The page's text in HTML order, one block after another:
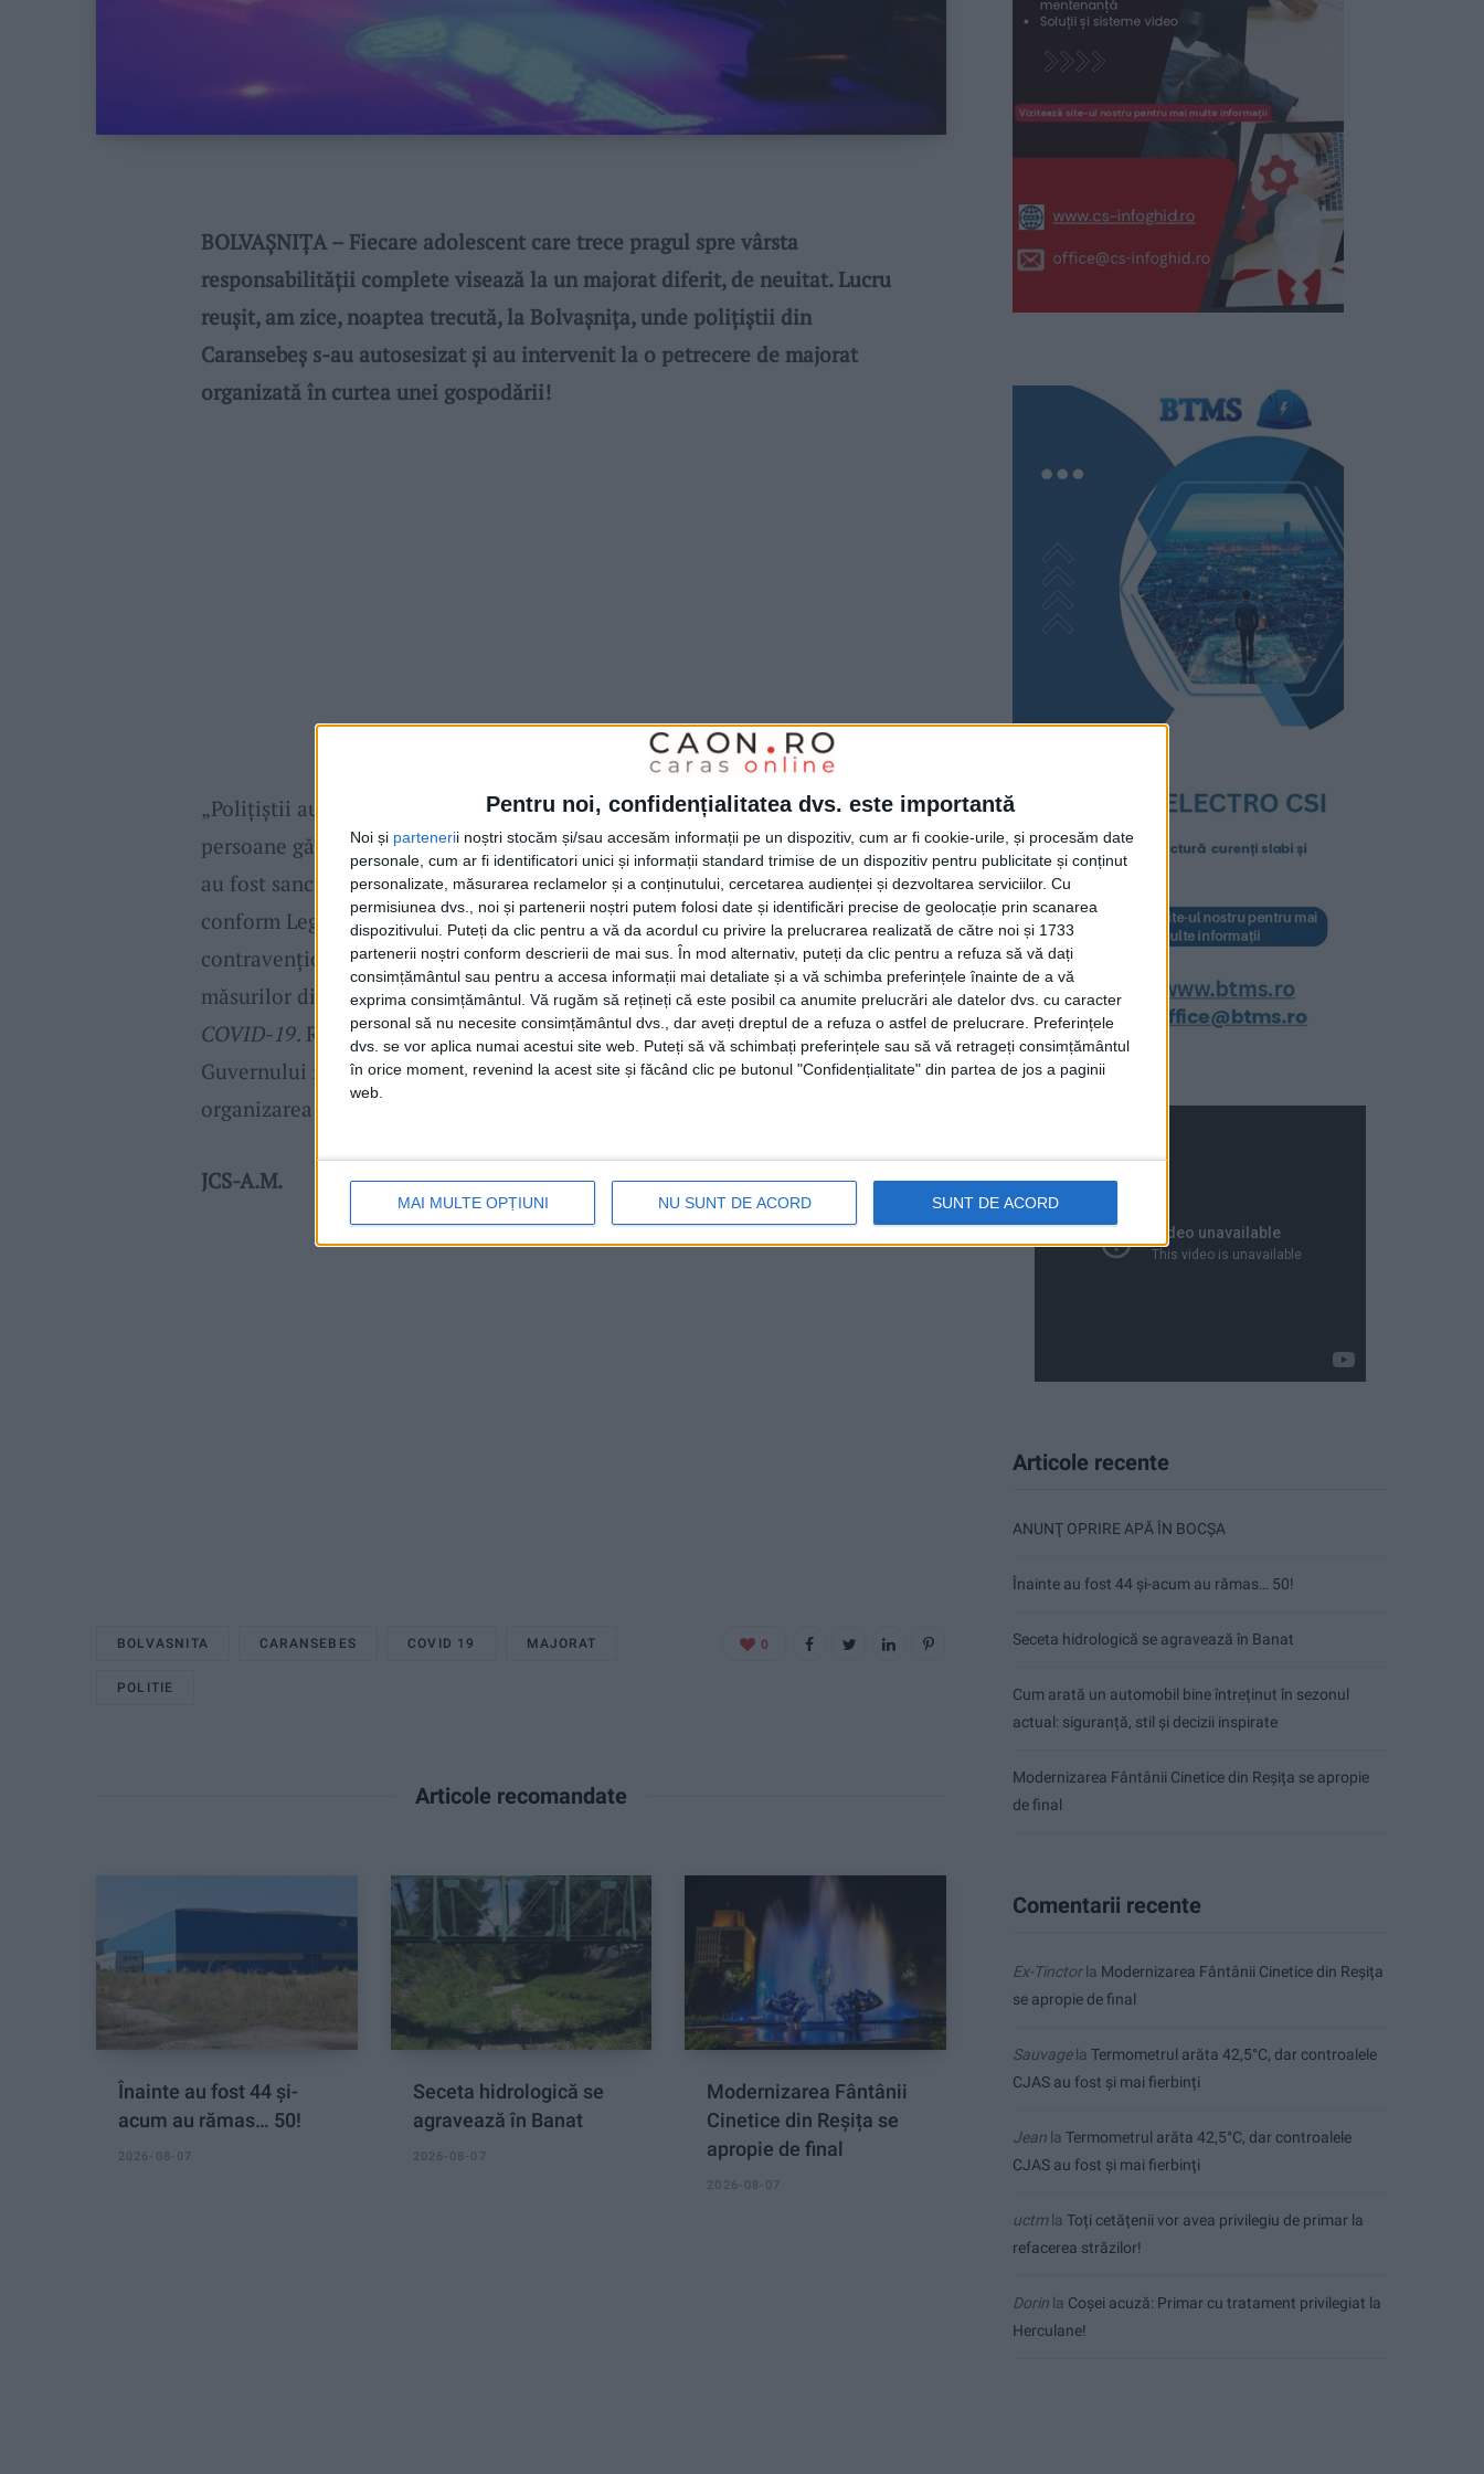
Pentru noi, confidențialitatea dvs. este importantă
Noi și partenerii noștri stocăm și/sau accesăm informații pe un dispozitiv, cum ar fi cookie-urile, și procesăm date
personale, cum ar fi identificatori unici și informații standard trimise de un dispozitiv pentru publicitate și conținut
personalizate, măsurarea reclamelor și a conținutului, cercetarea audienței și dezvoltarea serviciilor. Cu
permisiunea dvs., noi și partenerii noștri putem folosi date și identificări precise de geolocație prin scanarea
dispozitivului. Puteți da clic pentru a vă da acordul cu privire la prelucrarea realizată de către noi și 1733
partenerii noștri conform descrierii de mai sus. În mod alternativ, puteți da clic pentru a refuza să vă dați
consimțământul sau pentru a accesa informații mai detaliate și a vă schimba preferințele înainte de a vă
exprima consimțământul. Vă rugăm să rețineți că este posibil ca anumite prelucrări ale datelor dvs. cu caracter
personal să nu necesite consimțământul dvs., dar aveți dreptul de a refuza o astfel de prelucrare. Preferințele
dvs. se vor aplica numai acestui site web. Puteți să vă schimbați preferințele sau să vă retrageți consimțământul
în orice moment, revenind la acest site și făcând clic pe butonul "Confidențialitate" din partea de jos a paginii
web.
MAI MULTE OPȚIUNI NU SUNT DE ACORD SUNT DE ACORD
BOLVAȘNIȚA – Fiecare adolescent care trece pragul spre vârsta
responsabilității complete visează la un majorat diferit, de neuitat. Lucru
reușit, am zice, noaptea trecută, la Bolvașnița, unde polițiștii din
Caransebeș s-au autosesizat și au intervenit la o petrecere de majorat
organizată în curtea unei gospodării!
„Polițiștii au întrerupt petrecerea, evacuând și sancționând cele 28
persoane găsite la eveniment. De asemenea, organizatorii evenimentului
au fost sancționați contravențional cu amenzi în valoare de 5.000 de lei,
conform Legii nr.55 din 2020. În total, au fost aplicate sancțiuni
contravenționale în valoare de 18.000 de lei pentru nerespectarea
măsurilor dispuse de autorități pentru prevenirea răspândirii virusului
COVID-19. Reamintim cetățenilor că în conformitate cu Hotărârea
Guvernului nr. 856 din 2020, în această perioadă nu este permisă
organizarea evenimentelor private“, informează Poliția județului.
JCS-A.M.
BOLVASNITA CARANSEBES COVID 19 MAJORAT
POLITIE
0
Articole recomandate
Înainte au fost 44 și-
acum au rămas… 50!
2026-08-07
Seceta hidrologică se
agravează în Banat
2026-08-07
Modernizarea Fântânii
Cinetice din Reșița se
apropie de final
2026-08-07
Articole recente
ANUNŢ OPRIRE APĂ ÎN BOCȘA
Înainte au fost 44 și-acum au rămas… 50!
Seceta hidrologică se agravează în Banat
Cum arată un automobil bine întreținut în sezonul
actual: siguranță, stil și decizii inspirate
Modernizarea Fântânii Cinetice din Reșița se apropie
de final
Comentarii recente
Ex-Tinctorla Modernizarea Fântânii Cinetice din Reșița
se apropie de final
Sauvagela Termometrul arăta 42,5°C, dar controalele
CJAS au fost și mai fierbinți
Jean la Termometrul arăta 42,5°C, dar controalele
CJAS au fost și mai fierbinți
uctmla Toți cetățenii vor avea privilegiu de primar la
refacerea străzilor!
Dorin la Coșei acuză: Primar cu tratament privilegiat la
Herculane!